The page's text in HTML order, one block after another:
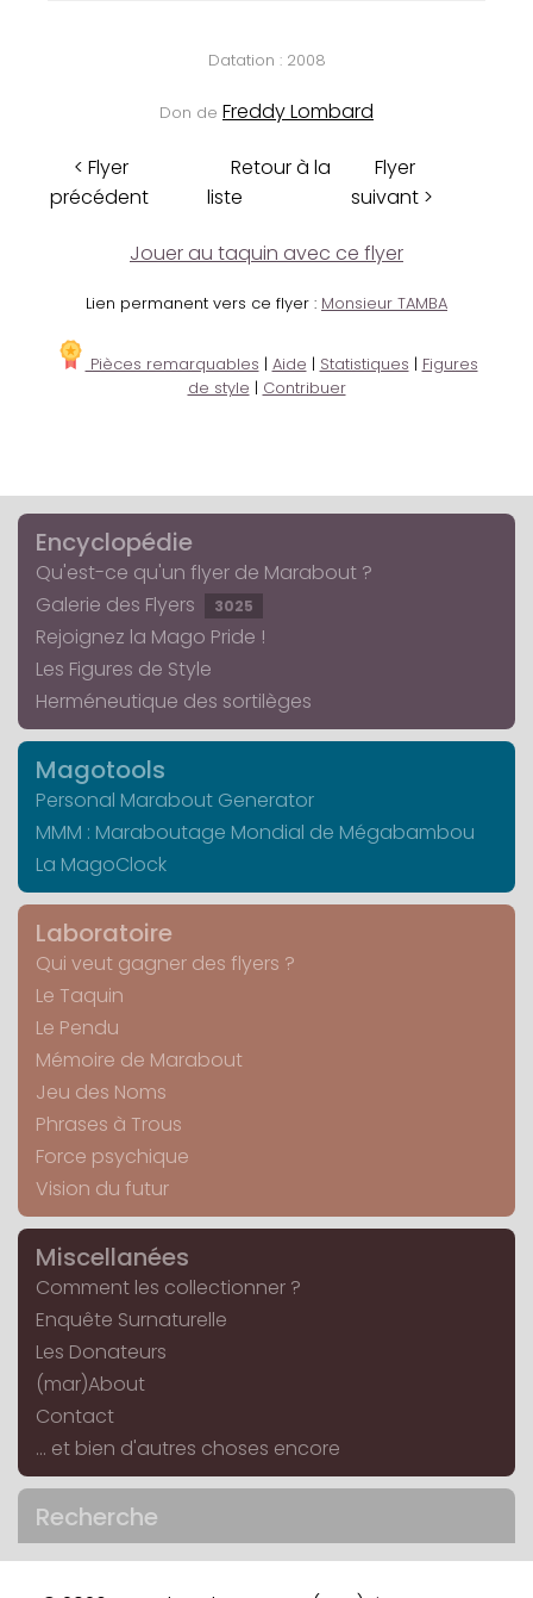
Datation : 2008
Don de Freddy Lombard
< Flyer
précédent
Retour à la
liste
Flyer
suivant >
Jouer au taquin avec ce flyer
Lien permanent vers ce flyer : Monsieur TAMBA
Pièces remarquables | Aide | Statistiques | Figures
de style | Contribuer
Encyclopédie
Qu'est-ce qu'un flyer de Marabout ?
Galerie des Flyers
3025
Rejoignez la Mago Pride !
Les Figures de Style
Herméneutique des sortilèges
Magotools
Personal Marabout Generator
MMM : Maraboutage Mondial de Mégabambou
La MagoClock
Laboratoire
Qui veut gagner des flyers ?
Le Taquin
Le Pendu
Mémoire de Marabout
Jeu des Noms
Phrases à Trous
Force psychique
Vision du futur
Miscellanées
Comment les collectionner ?
Enquête Surnaturelle
Les Donateurs
(mar)About
Contact
... et bien d'autres choses encore
Recherche